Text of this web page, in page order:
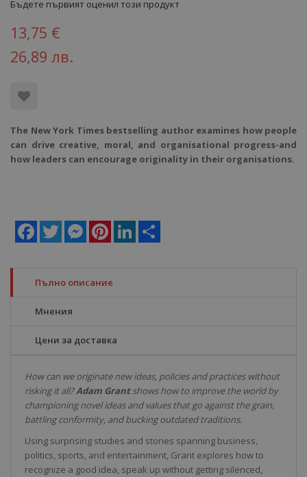
Бъдете първият оценил този продукт
13,75 €
26,89 лв.
The New York Times bestselling author examines how people
can drive creative, moral, and organisational progress-and
how leaders can encourage originality in their organisations.
Facebook
Twitter MessengerPinterestLinkedIn
Пълно описание
Мнения
Цени за доставка
How can we originate new ideas, policies and practices without
risking it all?Adam Grantshows how to improve the world by
championing novel ideas and values that go against the grain,
battling conformity, and bucking outdated traditions.
Using surprising studies and stories spanning business,
politics, sports, and entertainment, Grant explores how to
recognize a good idea, speak up without getting silenced,